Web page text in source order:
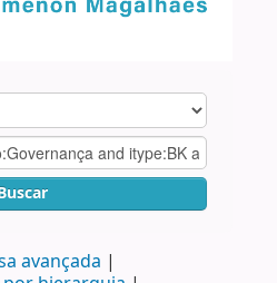
avançada